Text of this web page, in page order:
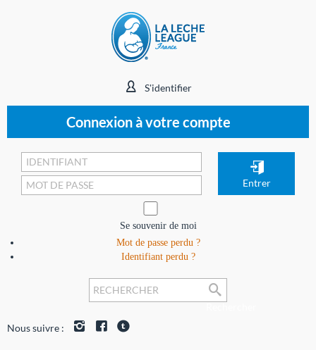
S'identifier
Connexion à votre compte
Se souvenir de moi
Mot de passe perdu ?
Identifiant perdu ?
Nous suivre :